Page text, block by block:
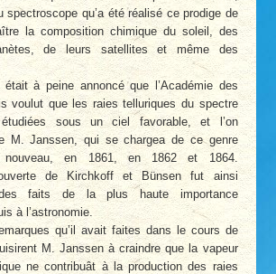
spectroscope qu’a été réalisé ce prodige de
la composition chimique du soleil, des
de leurs satellites et même des
était à peine annoncé que l’Académie des
voulut que les raies telluriques du spectre
sous un ciel favorable, et l’on
M. Janssen, qui se chargea de ce genre
nouveau, en 1861, en 1862 et 1864.
de Kirchkoff et Bünsen fut ainsi
faits de la plus haute importance
à l’astronomie.
qu’il avait faites dans le cours de
M. Janssen à craindre que la vapeur
ne contribuât à la production des raies